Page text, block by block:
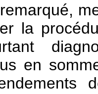
la
en